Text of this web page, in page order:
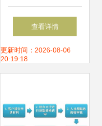
基 互联网智造引领
产业新变革
查看详情
更新时间：2026-08-06
20:19:18